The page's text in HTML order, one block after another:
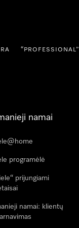
“PROFESSIONAL”
namai
programėlė
prijungiami
namai: klientų